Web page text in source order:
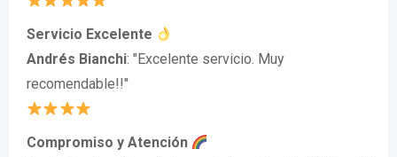
Servicio Excelente
Andrés Bianchi: "Excelente servicio. Muy
recomendable!!"
Compromiso y Atención